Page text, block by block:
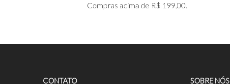
Compras acima de R$ 199,00.
CONTATO SOBRE NÓS